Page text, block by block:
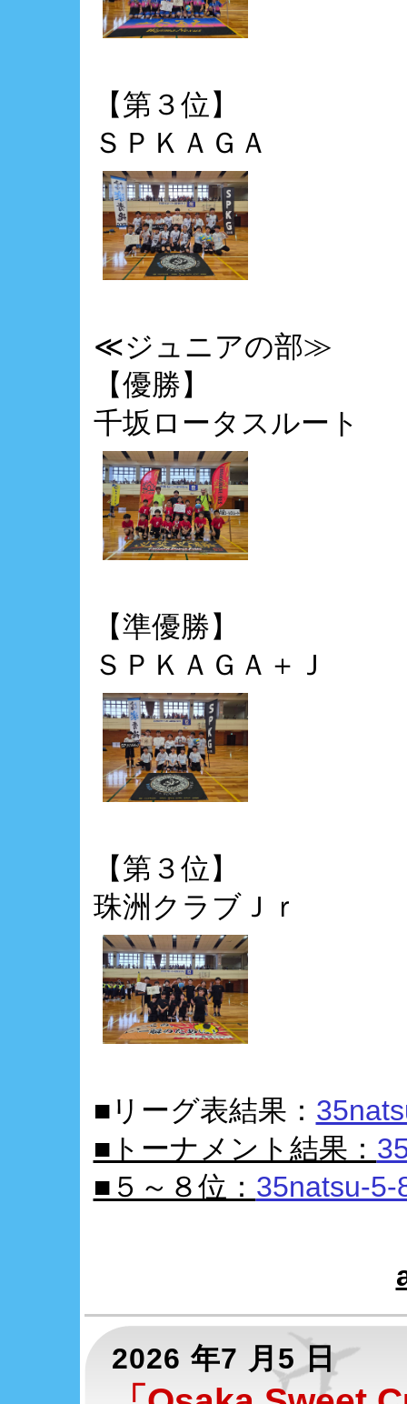
【第３位】
ＳＰＫＡＧＡ
≪ジュニアの部≫
【優勝】
千坂ロータスルート
【準優勝】
ＳＰＫＡＧＡ＋Ｊ
【第３位】
珠洲クラブＪｒ
■リーグ表結果：
■トーナメント結果：
■５～８位： 35natsu-5-
2026 年7 月5 日